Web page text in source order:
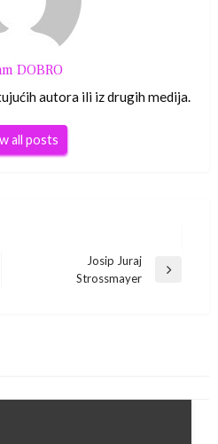
DOBRO
autora ili iz drugih medija.
all posts
Josip Juraj
Strossmayer